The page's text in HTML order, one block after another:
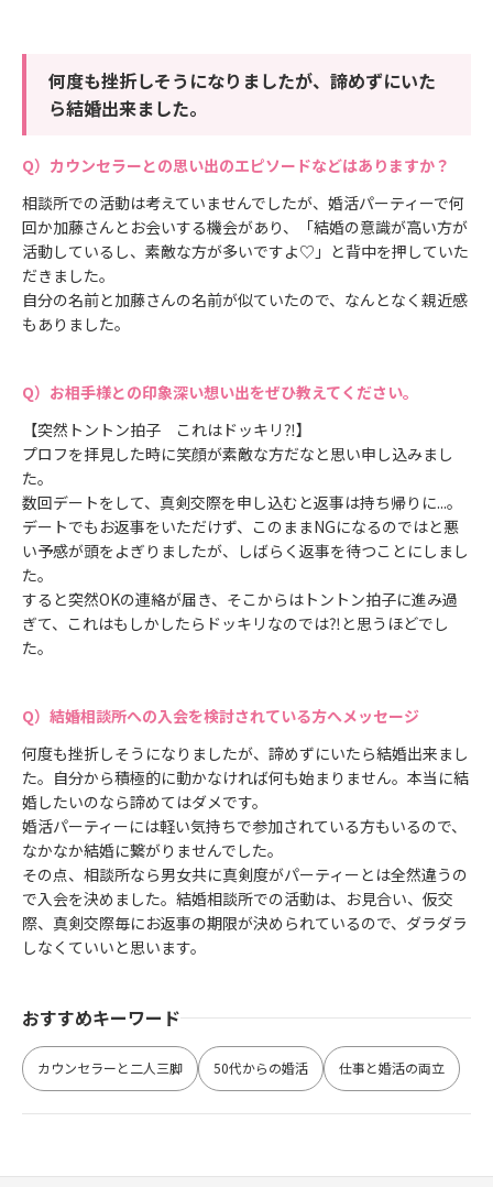
何度も挫折しそうになりましたが、諦めずにいた
ら結婚出来ました。
カウンセラーとの思い出のエピソードなどはありますか？
相談所での活動は考えていませんでしたが、婚活パーティーで何
回か加藤さんとお会いする機会があり、「結婚の意識が高い方が
活動しているし、素敵な方が多いですよ♡」と背中を押していた
だきました。
自分の名前と加藤さんの名前が似ていたので、なんとなく親近感
もありました。
お相手様との印象深い想い出をぜひ教えてください。
【突然トントン拍子 これはドッキリ⁈】
プロフを拝見した時に笑顔が素敵な方だなと思い申し込みまし
た。
数回デートをして、真剣交際を申し込むと返事は持ち帰りに...。
デートでもお返事をいただけず、このままNGになるのではと悪
い予感が頭をよぎりましたが、しばらく返事を待つことにしまし
た。
すると突然OKの連絡が届き、そこからはトントン拍子に進み過
ぎて、これはもしかしたらドッキリなのでは⁈と思うほどでし
た。
結婚相談所への入会を検討されている方へメッセージ
何度も挫折しそうになりましたが、諦めずにいたら結婚出来まし
た。自分から積極的に動かなければ何も始まりません。本当に結
婚したいのなら諦めてはダメです。
婚活パーティーには軽い気持ちで参加されている方もいるので、
なかなか結婚に繋がりませんでした。
その点、相談所なら男女共に真剣度がパーティーとは全然違うの
で入会を決めました。結婚相談所での活動は、お見合い、仮交
際、真剣交際毎にお返事の期限が決められているので、ダラダラ
しなくていいと思います。
おすすめキーワード
カウンセラーと二人三脚 50代からの婚活 仕事と婚活の両立